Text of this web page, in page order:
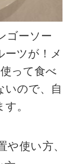
ゴーソー
ーツが！メ
って食べ
いので、自
。
使い方、